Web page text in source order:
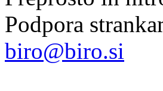
Podpora
biro@biro.si